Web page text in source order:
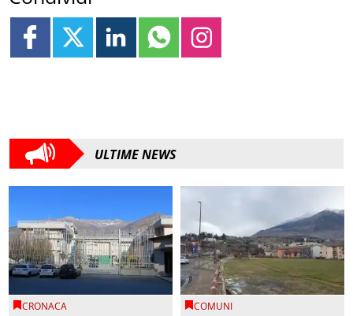
ULTIME NEWS
CRONACA COMUNI